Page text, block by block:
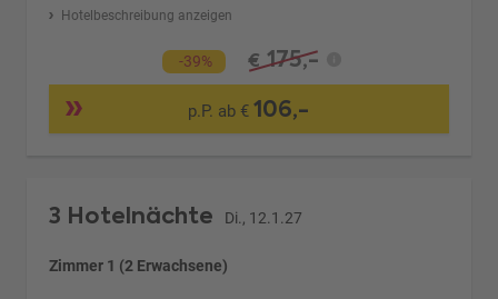
Hotelbeschreibung anzeigen
-39% € 175,-
p.P. ab €106,-
3 Hotelnächte Di., 12.1.27
Zimmer 1 (2 Erwachsene)